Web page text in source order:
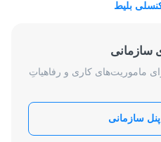
بلیط
سازمانی
ماموریت‌های کاری و رفاهیاتِ
سازمانی